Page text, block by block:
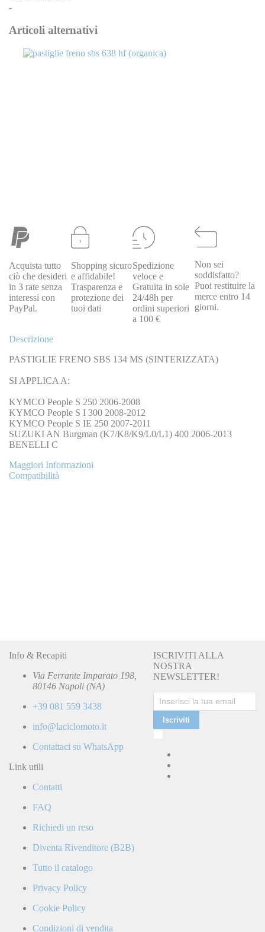
-
Articoli alternativi
SBS
65663800036566380pastiglie freno sbs 638 hf (organica)
Special Price 28,00 € Regular Price 37,00 €
Acquista tutto
ciò che desideri
in 3 rate senza
interessi con
PayPal.
Shopping sicuro
e affidabile!
Trasparenza e
protezione dei
tuoi dati
Spedizione
veloce e
Gratuita in sole
24/48h per
ordini superiori
a 100 €
Non sei
soddisfatto?
Puoi restituire la
merce entro 14
giorni.
Descrizione
PASTIGLIE FRENO SBS 134 MS (SINTERIZZATA)
SI APPLICA A:
KYMCO People S 250 2006-2008
KYMCO People S I 300 2008-2012
KYMCO People S IE 250 2007-2011
SUZUKI AN Burgman (K7/K8/K9/L0/L1) 400 2006-2013
BENELLI C
Maggiori Informazioni
Compatibilità
Info & Recapiti
Via Ferrante Imparato 198,
80146 Napoli (NA)
+39 081 559 3438
info@laciclomoto.it
Contattaci su WhatsApp
Link utili
Contatti
FAQ
Richiedi un reso
Diventa Rivenditore (B2B)
Tutto il catalogo
Privacy Policy
Cookie Policy
Condizioni di vendita
ISCRIVITI ALLA
NOSTRA
NEWSLETTER!
Iscriviti
e
accetto
la